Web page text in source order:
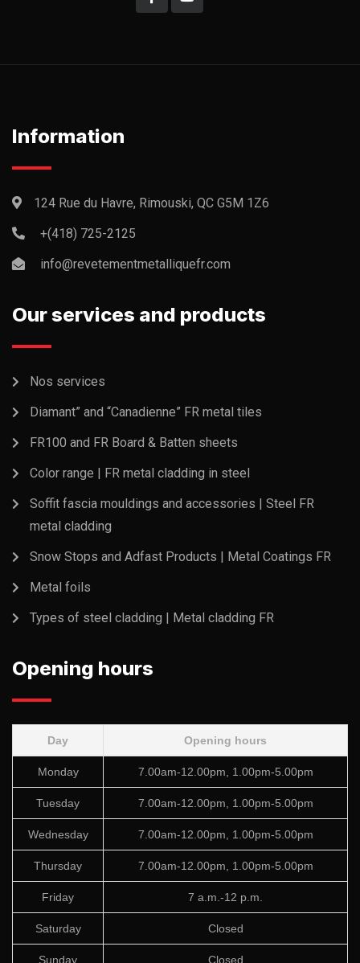
Information
124 Rue du Havre, Rimouski, QC G5M 1Z6
+(418) 725-2125
info@revetementmetalliquefr.com
Our services and products
Nos services
Diamant” and “Canadienne” FR metal tiles
FR100 and FR Board & Batten sheets
Color range | FR metal cladding in steel
Soffit fascia mouldings and accessories | Steel FR
metal cladding
Snow Stops and Adfast Products | Metal Coatings FR
Metal foils
Types of steel cladding | Metal cladding FR
Opening hours
Day Opening hours
Monday 7.00am-12.00pm, 1.00pm-5.00pm
Tuesday 7.00am-12.00pm, 1.00pm-5.00pm
Wednesday 7.00am-12.00pm, 1.00pm-5.00pm
Thursday 7.00am-12.00pm, 1.00pm-5.00pm
Friday 7 a.m.-12 p.m.
Saturday Closed
Sunday Closed